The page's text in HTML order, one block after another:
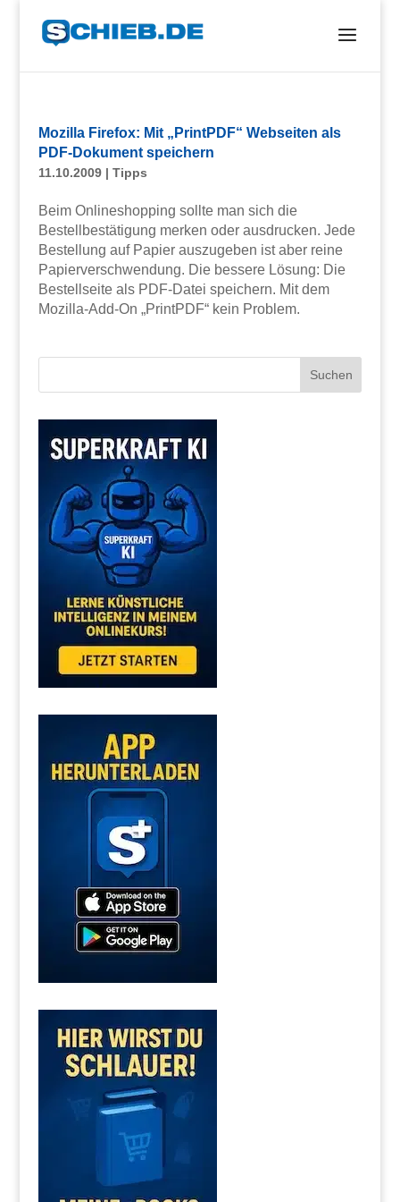
Mozilla Firefox: Mit „PrintPDF“ Webseiten als
PDF-Dokument speichern
11.10.2009| Tipps
Beim Onlineshopping sollte man sich die
Bestellbestätigung merken oder ausdrucken. Jede
Bestellung auf Papier auszugeben ist aber reine
Papierverschwendung. Die bessere Lösung: Die
Bestellseite als PDF-Datei speichern. Mit dem
Mozilla-Add-On „PrintPDF“ kein Problem.